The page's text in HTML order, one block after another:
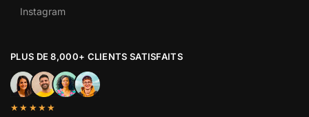
Instagram
PLUS DE 8,000+ CLIENTS SATISFAITS
★★★★★